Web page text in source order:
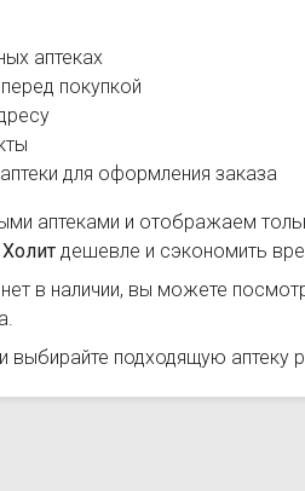
аптеках
покупкой
для оформления заказа
аптеками и отображаем
Холит дешевле и сэкономить
в наличии, вы можете
выбирайте подходящую аптеку